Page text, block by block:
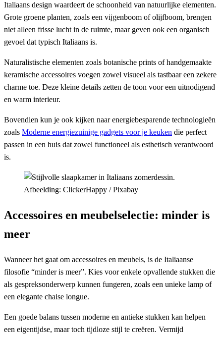
Italiaans design waardeert de schoonheid van natuurlijke elementen.
Grote groene planten, zoals een vijgenboom of olijfboom, brengen
niet alleen frisse lucht in de ruimte, maar geven ook een organisch
gevoel dat typisch Italiaans is.
Naturalistische elementen zoals botanische prints of handgemaakte
keramische accessoires voegen zowel visueel als tastbaar een zekere
charme toe. Deze kleine details zetten de toon voor een uitnodigend
en warm interieur.
Bovendien kun je ook kijken naar energiebesparende technologieën
zoals Moderne energiezuinige gadgets voor je keuken die perfect
passen in een huis dat zowel functioneel als esthetisch verantwoord
is.
Afbeelding: ClickerHappy / Pixabay
Accessoires en meubelselectie: minder is
meer
Wanneer het gaat om accessoires en meubels, is de Italiaanse
filosofie “minder is meer”. Kies voor enkele opvallende stukken die
als gespreksonderwerp kunnen fungeren, zoals een unieke lamp of
een elegante chaise longue.
Een goede balans tussen moderne en antieke stukken kan helpen
een eigentijdse, maar toch tijdloze stijl te creëren. Vermijd